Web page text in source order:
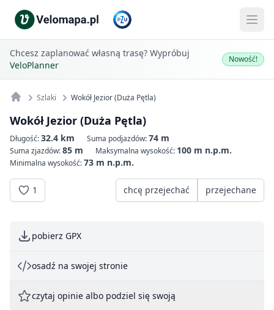
Chcesz zaplanować własną trasę? Wypróbuj
VeloPlanner
Nowość!
Szlaki Wokół Jezior (Duża Pętla)
Wokół Jezior (Duża Pętla)
Długość:32.4 km Suma podjazdów:74 m
Suma zjazdów:85 m Maksymalna wysokość: 100 m n.p.m.
Minimalna wysokość:73 m n.p.m.
1 chcę przejechać przejechane
pobierz GPX
osadź na swojej stronie
czytaj opinie albo podziel się swoją